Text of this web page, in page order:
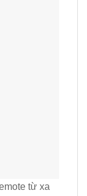
từ xa